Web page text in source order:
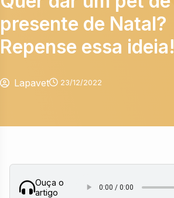
presente de Natal?
Repense essa ideia!
Lapavet 23/12/2022
Ouça o
artigo